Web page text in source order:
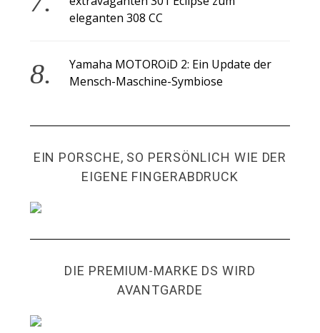
eleganten 308 CC
Yamaha MOTOROiD 2: Ein Update der
Mensch-Maschine-Symbiose
EIN PORSCHE, SO PERSÖNLICH WIE DER
EIGENE FINGERABDRUCK
DIE PREMIUM-MARKE DS WIRD
AVANTGARDE